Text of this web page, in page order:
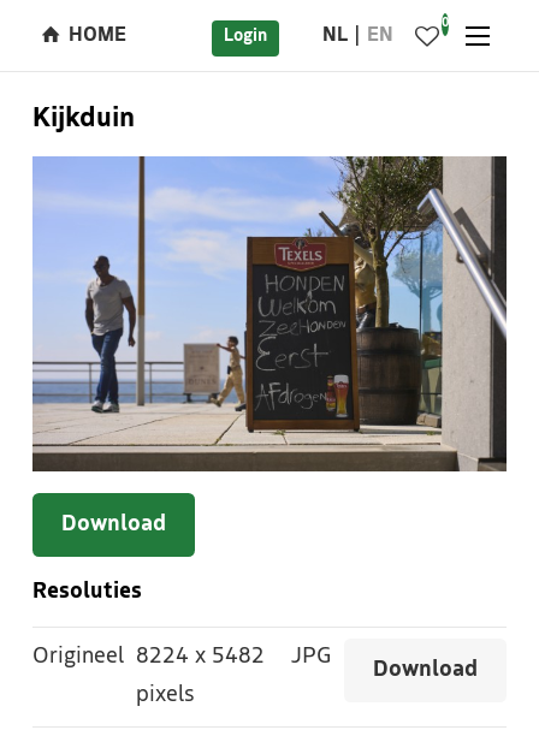
HOME Login NL EN
0
Kijkduin
Download
Resoluties
Origineel 8224 x 5482
pixels
JPG
Download